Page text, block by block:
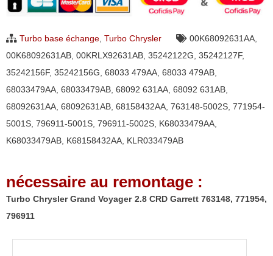
Grand
2.8
796911
Turbo base échange Turbo Chrysler 00K68092631AA
00K68092631AB 00KRLX92631AB 35242122G 35242127F,
35242156F, 35242156G 68033 479AA 68033 479AB
68033479AA 68033479AB 68092 631AA 68092 631AB
68092631AA 68092631AB 68158432AA 763148-5002S 771954-
5001S 796911-5001S 796911-5002S K68033479AA
K68033479AB K68158432AA KLR033479AB
nécessaire au remontage :
Turbo Chrysler Grand Voyager 2.8 CRD Garrett 763148, 771954,
796911